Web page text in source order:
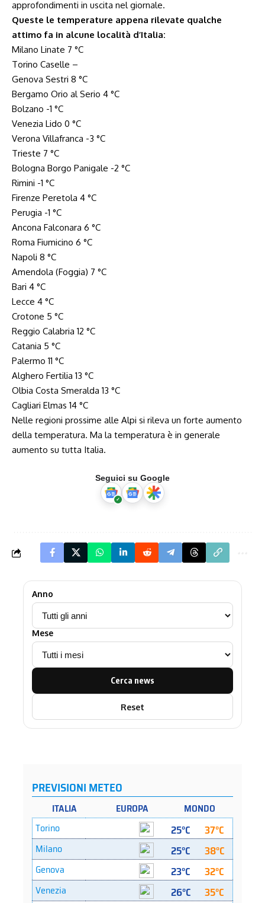
approfondimenti in uscita nel giornale.
Queste le temperature appena rilevate qualche
attimo fa in alcune località d’Italia:
Milano Linate 7 °C
Torino Caselle –
Genova Sestri 8 °C
Bergamo Orio al Serio 4 °C
Bolzano -1 °C
Venezia Lido 0 °C
Verona Villafranca -3 °C
Trieste 7 °C
Bologna Borgo Panigale -2 °C
Rimini -1 °C
Firenze Peretola 4 °C
Perugia -1 °C
Ancona Falconara 6 °C
Roma Fiumicino 6 °C
Napoli 8 °C
Amendola (Foggia) 7 °C
Bari 4 °C
Lecce 4 °C
Crotone 5 °C
Reggio Calabria 12 °C
Catania 5 °C
Palermo 11 °C
Alghero Fertilia 13 °C
Olbia Costa Smeralda 13 °C
Cagliari Elmas 14 °C
Nelle regioni prossime alle Alpi si rileva un forte aumento
della temperatura. Ma la temperatura è in generale
aumento su tutta Italia.
Seguici su Google
Anno
Mese
Cerca news
Reset